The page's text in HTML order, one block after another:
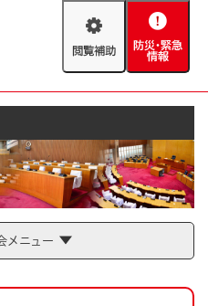
閲
助
防
緊
情
報
AED設置箇所
とじる
メニュー